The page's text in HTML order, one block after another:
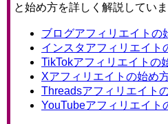
と始め方を詳しく解説していま
ブログアフィリエイトの
インスタアフィリエイト
TikTokアフィリエイトの
Xアフィリエイトの始め
Threadsアフィリエイト
YouTubeアフィリエイト